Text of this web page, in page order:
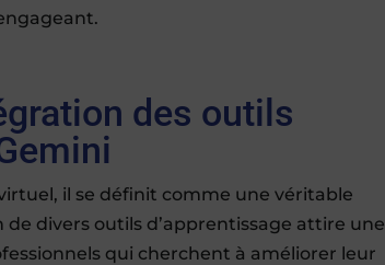
des outils
il se définit comme une véritable
divers outils d’apprentissage attire une
qui cherchent à améliorer leur